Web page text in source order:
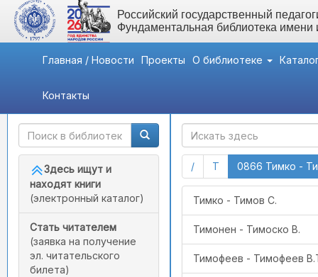
Российский государственный
Фундаментальная библиотека
Главная / Новости Проекты О библиотеке
Контакты
Быстрый доступ
Здесь ищут и
находят книги
(электронный каталог)
Стать читателем
(заявка на получение
эл. читательского
билета)
/(current)
Т (current)
0866 Тимко -
Тимко - Тимов С.
Тимонен - Тимоско В.
Тимофеев - Тимофеев